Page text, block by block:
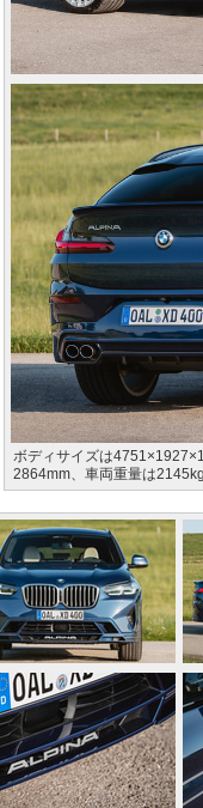
ボディサイズは
2864mm、車両重量は2145kg